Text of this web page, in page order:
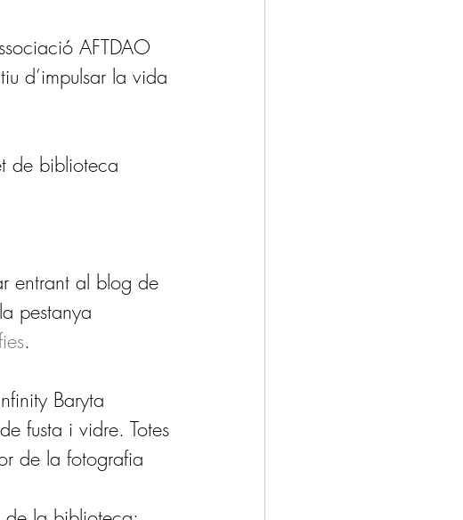
AFTDAO
d’impulsar la vida
de biblioteca
entrant al blog de
pestanya
.
Baryta
fusta i vidre. Totes
de la fotografia